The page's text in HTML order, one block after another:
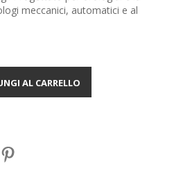
meccanici, automatici e al
AL CARRELLO